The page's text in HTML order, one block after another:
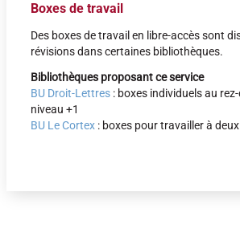
Boxes de travail
Des boxes de travail en libre-accès sont
révisions dans certaines bibliothèques.
Bibliothèques proposant ce service
BU Droit-Lettres : boxes individuels au
niveau +1
BU Le Cortex : boxes pour travailler à